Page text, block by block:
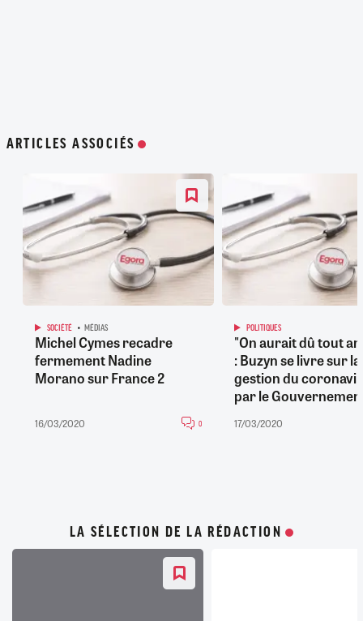
ARTICLES ASSOCIÉS
SOCIÉTÉ MÉDIAS
Michel Cymes recadre
fermement Nadine
Morano sur France 2
16/03/2020 0
POLITIQUES
"On aurait dû tout
: Buzyn se livre sur la
gestion du
par le
17/03/2020
LA SÉLECTION DE LA RÉDACTION